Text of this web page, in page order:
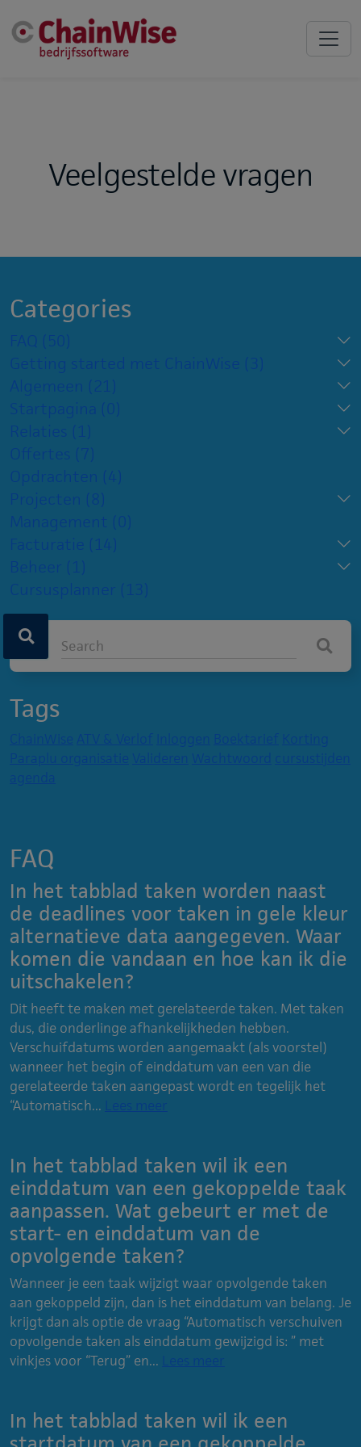
Veelgestelde vragen
Categories
FAQ (50)
Getting started met ChainWise (3)
Algemeen (21)
Startpagina (0)
Relaties (1)
Offertes (7)
Opdrachten (4)
Projecten (8)
Management (0)
Facturatie (14)
Beheer (1)
Cursusplanner (13)
Tags
ChainWise ATV & Verlof Inloggen Boektarief Korting
Paraplu organisatie Valideren Wachtwoord
cursustijden
agenda
FAQ
In het tabblad taken worden naast
de deadlines voor taken in gele kleur
alternatieve data aangegeven. Waar
komen die vandaan en hoe kan ik die
uitschakelen?
Dit heeft te maken met gerelateerde taken. Met taken
dus, die onderlinge afhankelijkheden hebben.
Verschuifdatums worden aangemaakt (als voorstel)
wanneer het begin of einddatum van een van die
gerelateerde taken aangepast wordt en tegelijk het
“Automatisch... Lees meer
In het tabblad taken wil ik een
einddatum van een gekoppelde taak
aanpassen. Wat gebeurt er met de
start- en einddatum van de
opvolgende taken?
Wanneer je een taak wijzigt waar opvolgende taken
aan gekoppeld zijn, dan is het einddatum van belang. Je
krijgt dan als optie de vraag “Automatisch verschuiven
opvolgende taken als einddatum gewijzigd is: ” met
vinkjes voor “Terug” en... Lees meer
In het tabblad taken wil ik een